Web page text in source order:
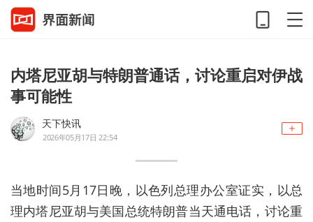
内塔尼亚胡与特朗普通话，讨论重启对伊战
事可能性
天下快讯
2026年05月17日 22:54
当地时间5月17日晚，以色列总理办公室证实，以总
理内塔尼亚胡与美国总统特朗普当天通电话，讨论重